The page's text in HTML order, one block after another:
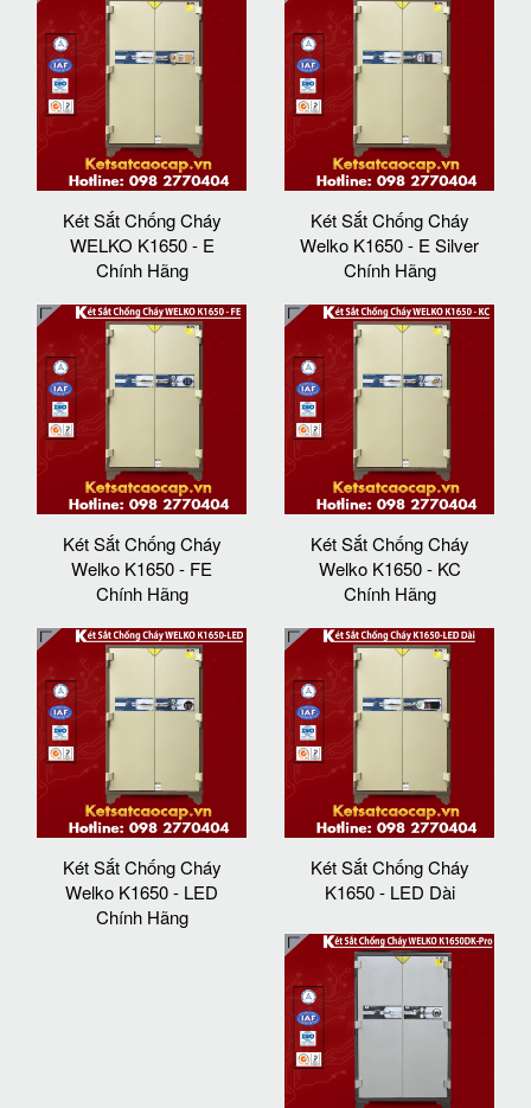
Két Sắt Chống Cháy
WELKO K1650 - E
Chính Hãng
Két Sắt Chống Cháy
Welko K1650 - E Silver
Chính Hãng
Két Sắt Chống Cháy
Welko K1650 - FE
Chính Hãng
Két Sắt Chống Cháy
Welko K1650 - KC
Chính Hãng
Két Sắt Chống Cháy
Welko K1650 - LED
Chính Hãng
Két Sắt Chống Cháy
K1650 - LED Dài